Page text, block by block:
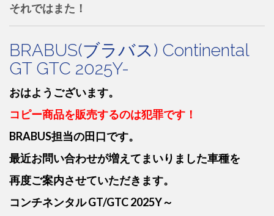
それではまた！
BRABUS(ブラバス) Continental
GT GTC 2025Y-
おはようございます。
コピー商品を販売するのは犯罪です！
BRABUS担当の田口です。
最近お問い合わせが増えてまいりました車種を
再度ご案内させていただきます。
コンチネンタル GT/GTC 2025Y～